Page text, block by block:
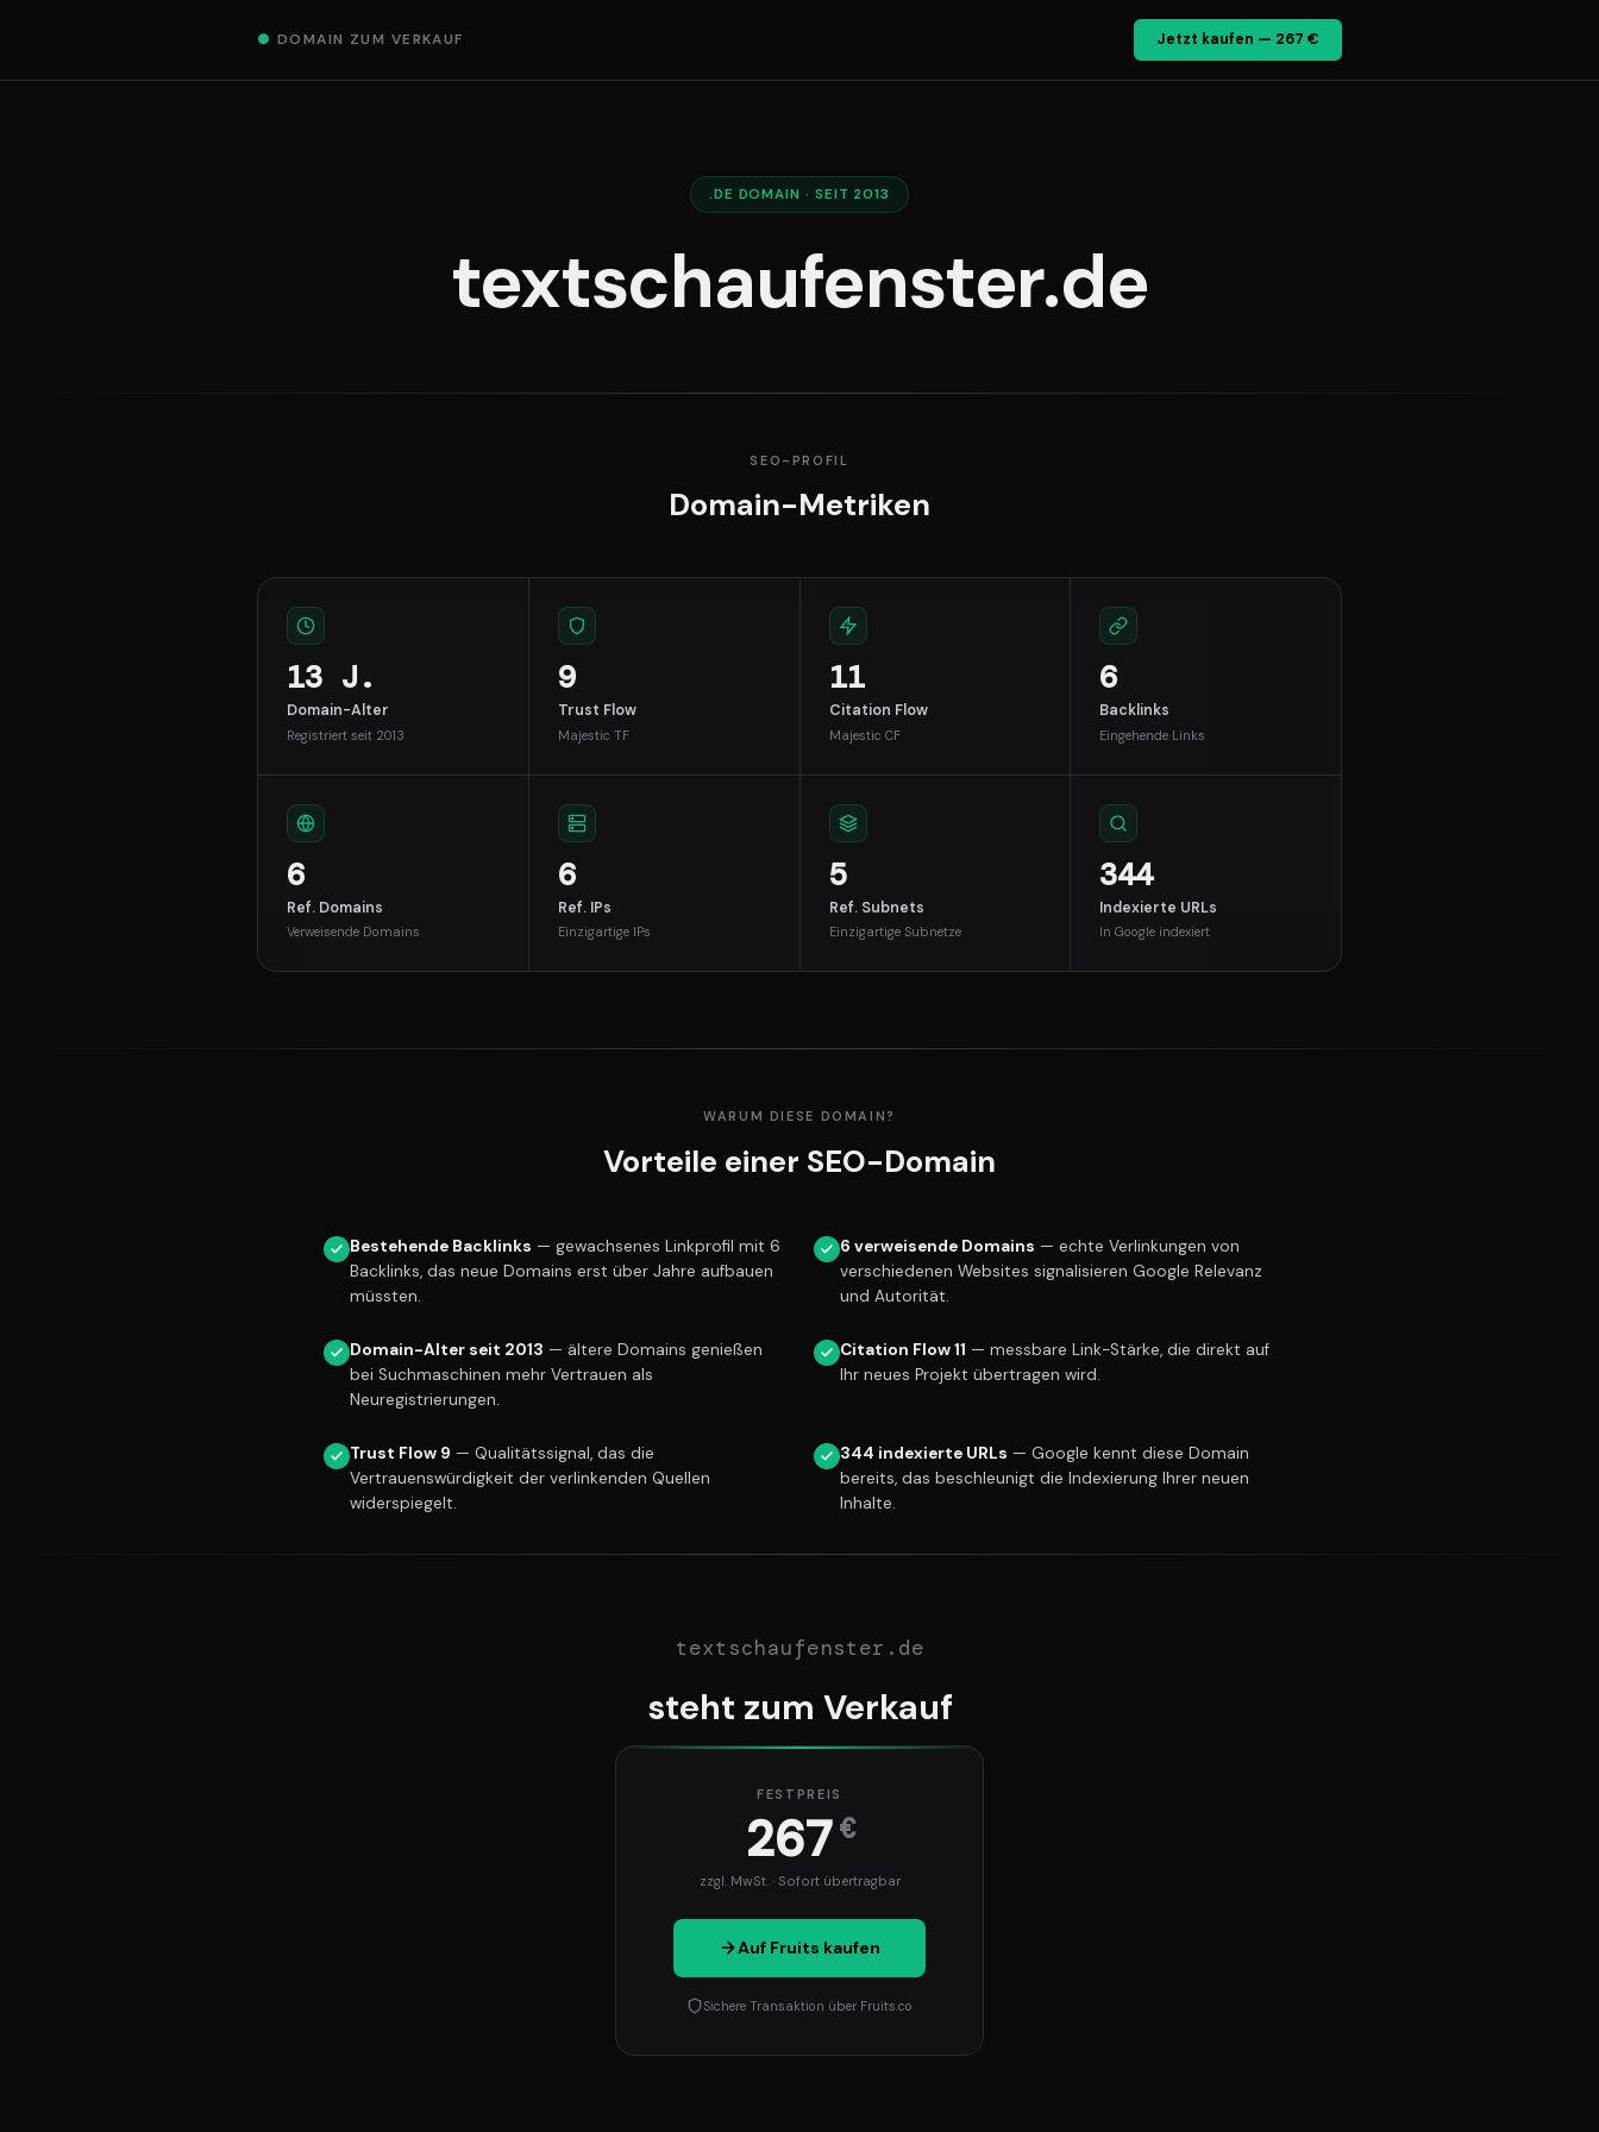
● DOMAIN ZUM VERKAUF Jetzt kaufen — 267 €
.DE DOMAIN · SEIT 2013
textschaufenster.de
SEO-PROFIL
Domain-Metriken
13 J.
Domain-Alter
Registriert seit 2013
9
Trust Flow
Majestic TF
11
Citation Flow
Majestic CF
6
Backlinks
Eingehende Links
6
Ref. Domains
Verweisende Domains
6
Ref. IPs
Einzigartige IPs
5
Ref. Subnets
Einzigartige Subnetze
344
Indexierte URLs
In Google indexiert
WARUM DIESE DOMAIN?
Vorteile einer SEO-Domain
Bestehende Backlinks — gewachsenes Linkprofil mit 6
Backlinks, das neue Domains erst über Jahre aufbauen
müssten.
6 verweisende Domains — echte Verlinkungen von
verschiedenen Websites signalisieren Google Relevanz
und Autorität.
Domain-Alter seit 2013 — ältere Domains genießen
bei Suchmaschinen mehr Vertrauen als
Neuregistrierungen.
Citation Flow 11 — messbare Link-Stärke, die direkt auf
Ihr neues Projekt übertragen wird.
Trust Flow 9 — Qualitätssignal, das die
Vertrauenswürdigkeit der verlinkenden Quellen
widerspiegelt.
344 indexierte URLs — Google kennt diese Domain
bereits, das beschleunigt die Indexierung Ihrer neuen
Inhalte.
textschaufenster.de
steht zum Verkauf
FESTPREIS
267 €
zzgl. MwSt. · Sofort übertragbar
Auf Fruits kaufen
Sichere Transaktion über Fruits.co